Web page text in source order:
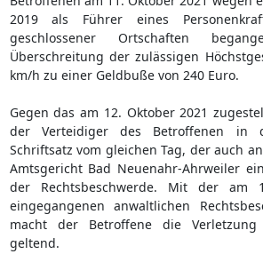
2019 als Führer eines
geschlossener Ortschaften
Überschreitung der zulässigen
km/h zu einer Geldbuße von 240 Euro.
Gegen das am 12. Oktober 2021
der Verteidiger des Betroffenen in
Schriftsatz vom gleichen Tag, der auch
Amtsgericht Bad Neuenahr-Ahrweiler
der Rechtsbeschwerde. Mit der am
eingegangenen anwaltlichen
macht der Betroffene die Verletzung
geltend.